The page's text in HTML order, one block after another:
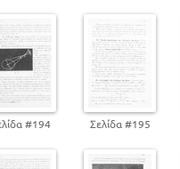
#194 Σελίδα #195